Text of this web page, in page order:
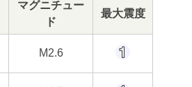
マグニチュー
ド
最大震度
M2.6